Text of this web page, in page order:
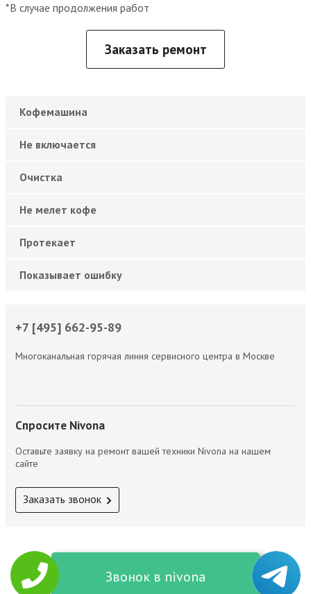
*В случае продолжения работ
Заказать ремонт
Кофемашина
Не включается
Очистка
Не мелет кофе
Протекает
Показывает ошибку
+7 [495] 662-95-89
Многоканальная горячая линия сервисного центра в Москве
Спросите Nivona
Оставьте заявку на ремонт вашей техники Nivona на нашем
сайте
Заказать звонок
Звонок в nivona